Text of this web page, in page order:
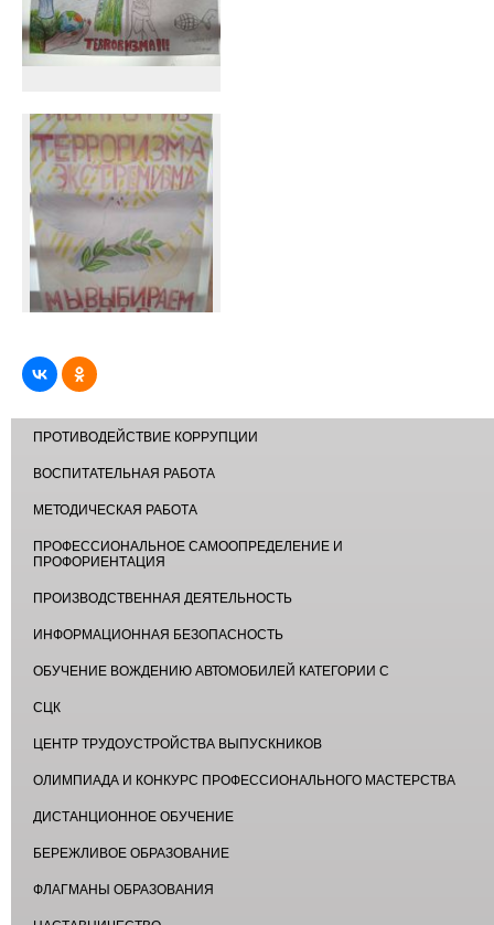
ПРОТИВОДЕЙСТВИЕ КОРРУПЦИИ
ВОСПИТАТЕЛЬНАЯ РАБОТА
МЕТОДИЧЕСКАЯ РАБОТА
ПРОФЕССИОНАЛЬНОЕ САМООПРЕДЕЛЕНИЕ И
ПРОФОРИЕНТАЦИЯ
ПРОИЗВОДСТВЕННАЯ ДЕЯТЕЛЬНОСТЬ
ИНФОРМАЦИОННАЯ БЕЗОПАСНОСТЬ
ОБУЧЕНИЕ ВОЖДЕНИЮ АВТОМОБИЛЕЙ КАТЕГОРИИ С
СЦК
ЦЕНТР ТРУДОУСТРОЙСТВА ВЫПУСКНИКОВ
ОЛИМПИАДА И КОНКУРС ПРОФЕССИОНАЛЬНОГО МАСТЕРСТВА
ДИСТАНЦИОННОЕ ОБУЧЕНИЕ
БЕРЕЖЛИВОЕ ОБРАЗОВАНИЕ
ФЛАГМАНЫ ОБРАЗОВАНИЯ